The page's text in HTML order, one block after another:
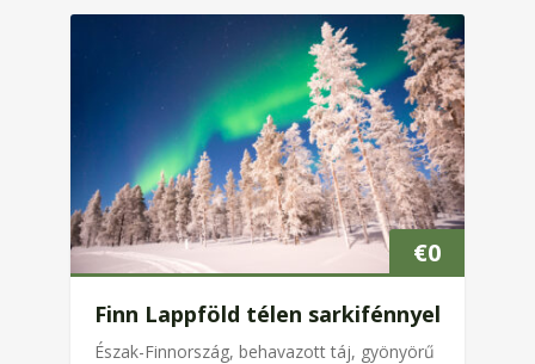
€0
Finn Lappföld télen sarkifénnyel
Észak-Finnország, behavazott táj, gyönyörű